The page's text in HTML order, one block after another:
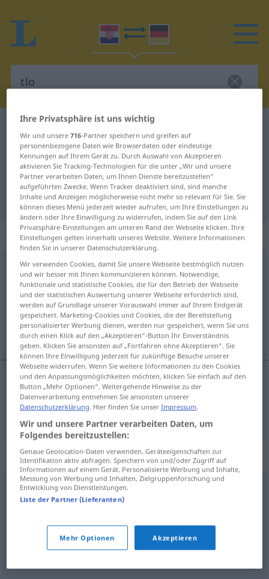
Kroatisch-Deutsch Wörterbuch
Kroatisch-Deutsch Übersetzung für
"tlo"
"tlo" Deutsch Übersetzung
„tlo“
<tla;genpltala>
Übersicht aller Übersetzungen
(Für mehr Details die Übersetzung anklicken/antippen)
Boden Erdboden Grund
BodenmErdbodenmGrundm tlo
Beispielsätze für "tlo"
izgubiti tlo podnogama FIG
nogama
Ihre Privatsphäre ist uns wichtig
Wir und unsere716-Partner speichern und greifen auf
personenbezogene Daten wie Browserdaten oder eindeutige
Kennungen auf Ihrem Gerät zu. Durch Auswahl von Akzeptieren
aktivieren Sie Tracking-Technologien für die unter „Wir und unsere
Partner verarbeiten Daten, um Ihnen Dienste bereitzustellen“
aufgeführten Zwecke. Wenn Tracker deaktiviert sind, sind manche
Inhalte und Anzeigen möglicherweise nicht mehr so relevant für Sie. Sie
können dieses Menü jederzeit wieder aufrufen, um Ihre Einstellungen zu
ändern oder Ihre Einwilligung zu widerrufen, indem Sie auf den Link
Privatsphäre-Einstellungen am unteren Rand der Webseite klicken. Ihre
Einstellungen gelten innerhalb unseres Website. Weitere Informationen
finden Sie in unserer Datenschutzerklärung.
Wir verwenden Cookies, damit Sie unsere Webseite bestmöglich nutzen
und wir besser mit Ihnen kommunizieren können. Notwendige,
funktionale und statistische Cookies, die für den Betrieb der Webseite
und der statistischen Auswertung unserer Webseite erforderlich sind,
werden auf Grundlage unserer Vorauswahl immer auf Ihrem Endgerät
gespeichert. Marketing-Cookies und Cookies, die der Bereitstellung
personalisierter Werbung dienen, werden nur gespeichert, wenn Sie uns
durch einen Klick auf den „Akzeptieren“-Button Ihr Einverständnis
geben. Klicken Sie ansonsten auf „Fortfahren ohne Akzeptieren“. Sie
können Ihre Einwilligung jederzeit für zukünftige Besuche unserer
Webseite widerrufen. Wenn Sie weitere Informationen zu den Cookies
und den Anpassungsmöglichkeiten möchten, klicken Sie einfach auf den
Button „Mehr Optionen“. Weitergehende Hinweise zu der
Datenverarbeitung entnehmen Sie ansonsten unserer
Datenschutzerklärung. Hier finden Sie unserImpressum.
Wir und unsere Partner verarbeiten Daten, um
Folgendes bereitzustellen:
Genaue Geolocation-Daten verwenden. Geräteeigenschaften zur
Identifikation aktiv abfragen. Speichern von und/oder Zugriff auf
Informationen auf einem Gerät. Personalisierte Werbung und Inhalte,
Messung von Werbung und Inhalten, Zielgruppenforschung und
Entwicklung von Dienstleistungen.
Liste der Partner (Lieferanten)
Mehr Optionen Akzeptieren